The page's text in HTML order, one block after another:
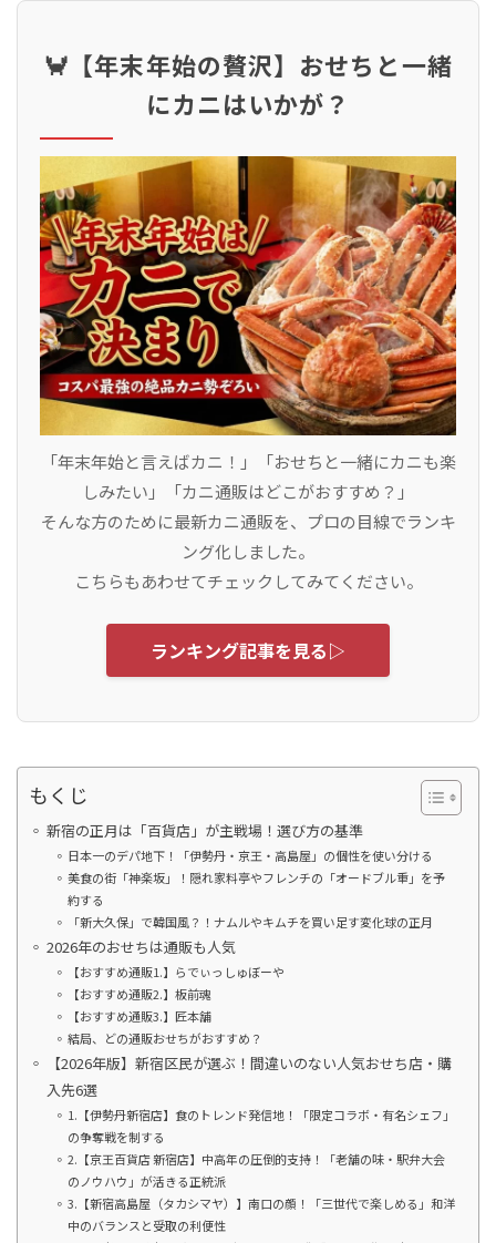
🦀【年末年始の贅沢】おせちと一緒
にカニはいかが？
「年末年始と言えばカニ！」「おせちと一緒にカニも楽
しみたい」「カニ通販はどこがおすすめ？」
そんな方のために最新カニ通販を、プロの目線でランキ
ング化しました。
こちらもあわせてチェックしてみてください。
ランキング記事を見る▷
もくじ
新宿の正月は「百貨店」が主戦場！選び方の基準
日本一のデパ地下！「伊勢丹・京王・高島屋」の個性を使い分ける
美食の街「神楽坂」！隠れ家料亭やフレンチの「オードブル重」を予
約する
「新大久保」で韓国風？！ナムルやキムチを買い足す変化球の正月
2026年のおせちは通販も人気
【おすすめ通販1.】らでぃっしゅぼーや
【おすすめ通販2.】板前魂
【おすすめ通販3.】匠本舗
結局、どの通販おせちがおすすめ？
【2026年版】新宿区民が選ぶ！間違いのない人気おせち店・購
入先6選
1.【伊勢丹新宿店】食のトレンド発信地！「限定コラボ・有名シェフ」
の争奪戦を制する
2.【京王百貨店 新宿店】中高年の圧倒的支持！「老舗の味・駅弁大会
のノウハウ」が活きる正統派
3.【新宿高島屋（タカシマヤ）】南口の顔！「三世代で楽しめる」和洋
中のバランスと受取の利便性